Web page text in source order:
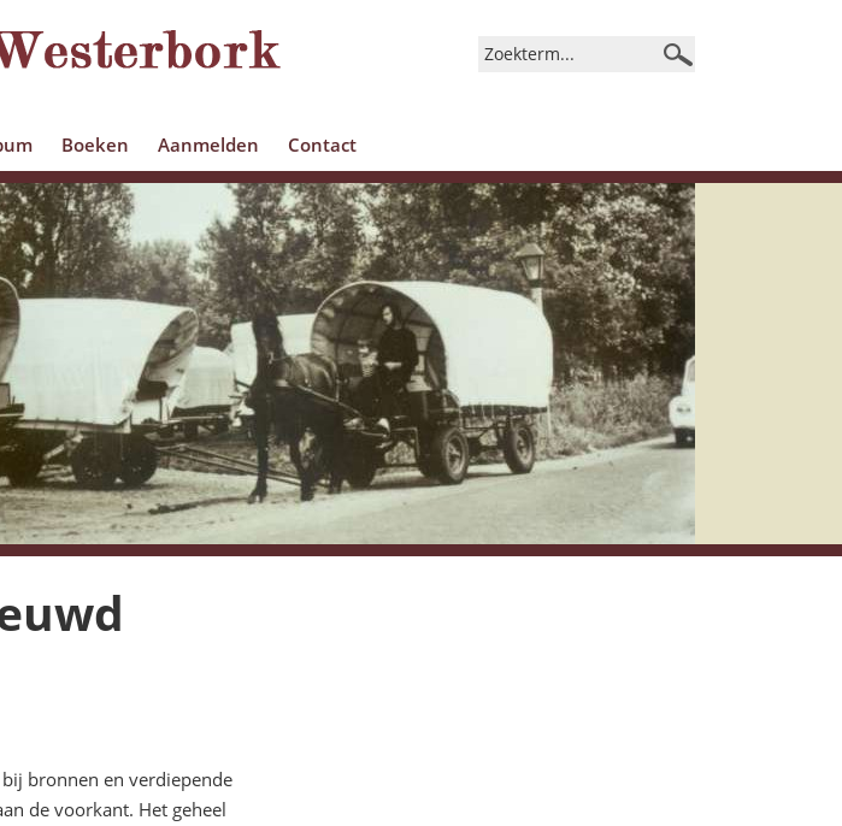
Boeken Aanmelden Contact
bronnen en verdiepende
de voorkant. Het geheel